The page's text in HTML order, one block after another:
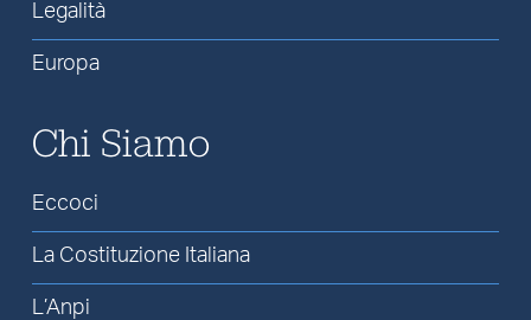
Legalità
Europa
Chi Siamo
Eccoci
La Costituzione Italiana
L’Anpi